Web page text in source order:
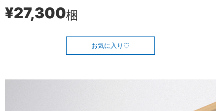
¥27,300梱
お気に入り